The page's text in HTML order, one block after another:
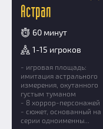
Астрал
60 минут
1-15 игроков
- игровая площадь:
имитация астрального
измерения, окутанного
густым туманом
- 8 хоррор-персонажей
- сюжет, основанный на
серии одноименны...